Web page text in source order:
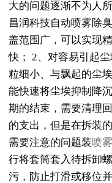
大的问题逐渐不为人所
昌润科技自动喷雾除
盖范围广，可以实现
快； 2、对容易引起
粒细小、与飘起的尘
能快速将尘埃抑制降
期的结束，需要清理
的支出，但是在拆装
需要注意的问题装喷
行将套筒套入待拆卸
污，防止打滑或移位